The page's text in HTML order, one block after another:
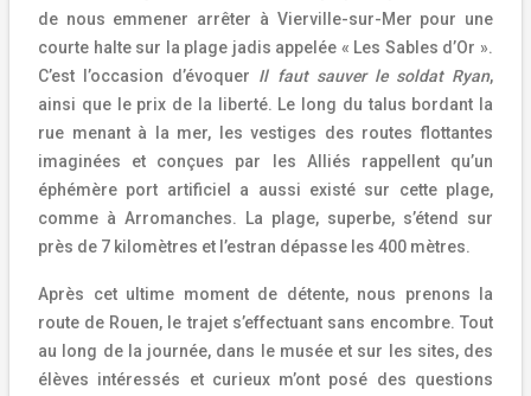
de nous emmener arrêter à Vierville-sur-Mer pour une
courte halte sur la plage jadis appelée « Les Sables d’Or ».
C’est l’occasion d’évoquer Il faut sauver le soldat Ryan,
ainsi que le prix de la liberté. Le long du talus bordant la
rue menant à la mer, les vestiges des routes flottantes
imaginées et conçues par les Alliés rappellent qu’un
éphémère port artificiel a aussi existé sur cette plage,
comme à Arromanches. La plage, superbe, s’étend sur
près de 7 kilomètres et l’estran dépasse les 400 mètres.
Après cet ultime moment de détente, nous prenons la
route de Rouen, le trajet s’effectuant sans encombre. Tout
au long de la journée, dans le musée et sur les sites, des
élèves intéressés et curieux m’ont posé des questions